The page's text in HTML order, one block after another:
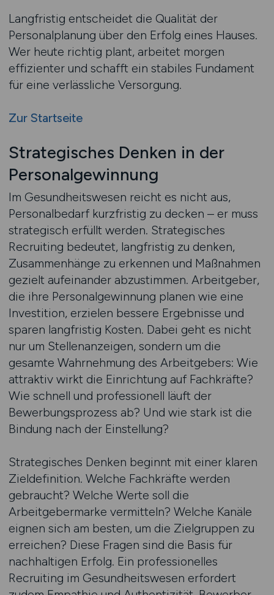
Langfristig entscheidet die Qualität der
Personalplanung über den Erfolg eines Hauses.
Wer heute richtig plant, arbeitet morgen
effizienter und schafft ein stabiles Fundament
für eine verlässliche Versorgung.
Zur Startseite
Strategisches Denken in der
Personalgewinnung
Im Gesundheitswesen reicht es nicht aus,
Personalbedarf kurzfristig zu decken – er muss
strategisch erfüllt werden. Strategisches
Recruiting bedeutet, langfristig zu denken,
Zusammenhänge zu erkennen und Maßnahmen
gezielt aufeinander abzustimmen. Arbeitgeber,
die ihre Personalgewinnung planen wie eine
Investition, erzielen bessere Ergebnisse und
sparen langfristig Kosten. Dabei geht es nicht
nur um Stellenanzeigen, sondern um die
gesamte Wahrnehmung des Arbeitgebers: Wie
attraktiv wirkt die Einrichtung auf Fachkräfte?
Wie schnell und professionell läuft der
Bewerbungsprozess ab? Und wie stark ist die
Bindung nach der Einstellung?
Strategisches Denken beginnt mit einer klaren
Zieldefinition. Welche Fachkräfte werden
gebraucht? Welche Werte soll die
Arbeitgebermarke vermitteln? Welche Kanäle
eignen sich am besten, um die Zielgruppen zu
erreichen? Diese Fragen sind die Basis für
nachhaltigen Erfolg. Ein professionelles
Recruiting im Gesundheitswesen erfordert